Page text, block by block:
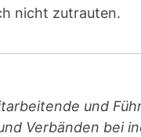
nicht zutrauten.
und
Verbänden bei